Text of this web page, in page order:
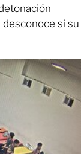
desconoce si su